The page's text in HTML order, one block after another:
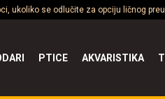
ukoliko se odlučite za opciju ličnog
PTICE AKVARISTIKA